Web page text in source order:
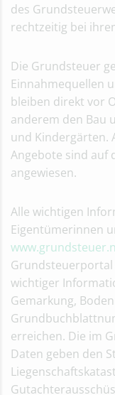
des
rechtzeitig bei
Die Grundsteuer
Einnahmequellen
bleiben direkt vor
anderem den Bau
und Kindergärten.
Angebote sind auf
angewiesen.
Alle wichtigen
Eigentümerinnen
wichtiger
Gemarkung,
erreichen. Die im
Daten geben den